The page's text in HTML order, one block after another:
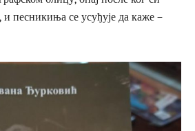
песникиња се усуђује да каже –